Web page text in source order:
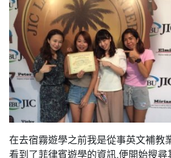
在去宿霧遊學之前我是從事英文補教
看到了菲律賓遊學的資訊,便開始搜